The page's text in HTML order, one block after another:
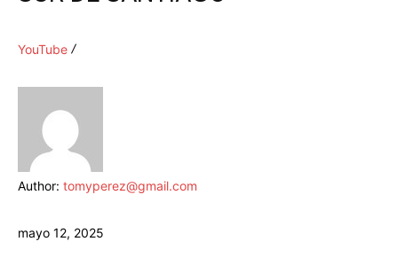
YouTube
Author: tomyperez@gmail.com
mayo 12, 2025